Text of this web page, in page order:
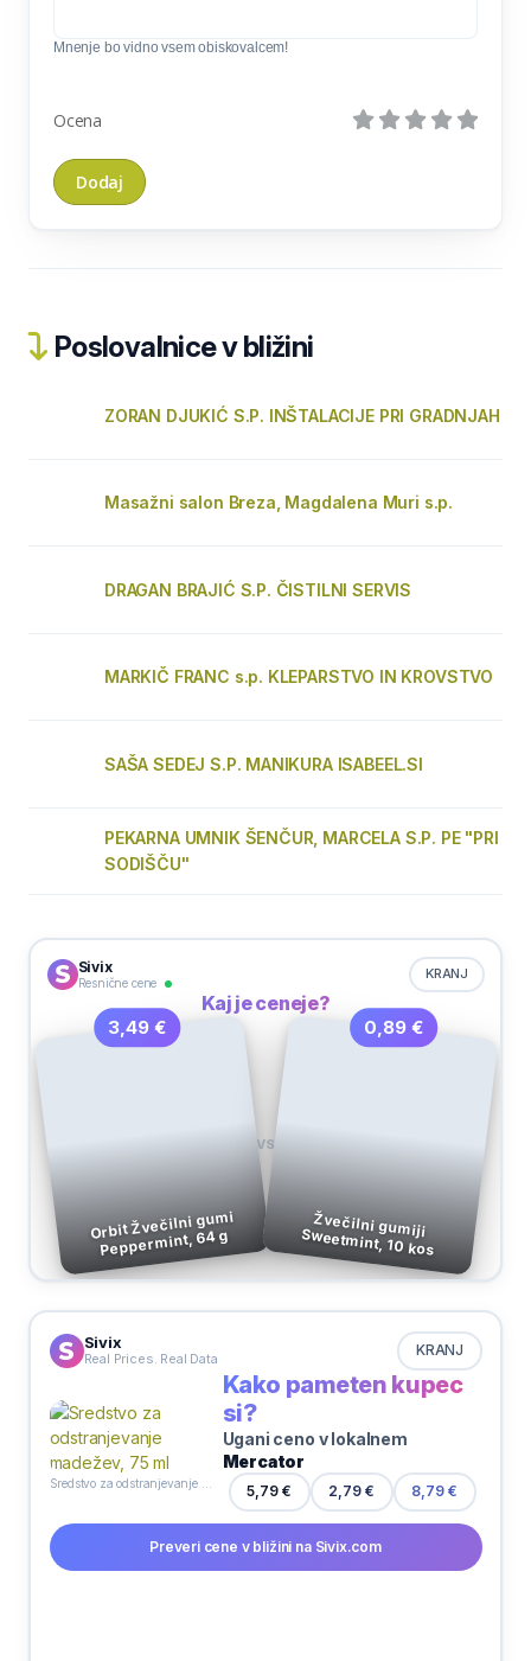
Mnenje bo vidno vsem obiskovalcem!
Ocena
Poslovalnice v bližini
ZORAN DJUKIĆ S.P. INŠTALACIJE PRI GRADNJAH
Masažni salon Breza, Magdalena Muri s.p.
DRAGAN BRAJIĆ S.P. ČISTILNI SERVIS
MARKIČ FRANC s.p. KLEPARSTVO IN KROVSTVO
SAŠA SEDEJ S.P. MANIKURA ISABEEL.SI
PEKARNA UMNIK ŠENČUR, MARCELA S.P. PE "PRI
SODIŠČU"
Sivix
Resnične cene
KRANJ
Kaj je ceneje?
3,49 €
Orbit Žvečilni gumi
Peppermint, 64 g
VS
0,89 €
Žvečilni gumiji
Sweetmint, 10 kos
Sivix
Real Prices. Real Data KRANJ
Kako pameten kupec
si?
Ugani ceno v lokalnem
Mercator
5,79 € 2,79 € 8,79 €
Preveri cene v bližini na Sivix.com